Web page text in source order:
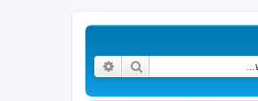
חיפוש